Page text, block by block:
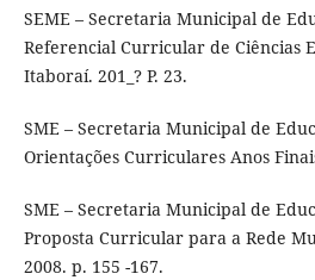
SEME – Secretaria Municipal de
Referencial Curricular de Ciências
Itaboraí. 201_? P. 23.
SME – Secretaria Municipal de
Orientações Curriculares Anos
SME – Secretaria Municipal de
Proposta Curricular para a Rede
2008. p. 155 -167.